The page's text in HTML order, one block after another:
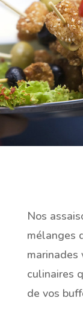
Nos
mélanges
marinades
culinaires
de vos